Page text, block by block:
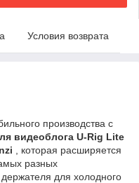
Условия возврата
производства с
видеоблога U-Rig Lite
, которая расширяется
разных
для холодного